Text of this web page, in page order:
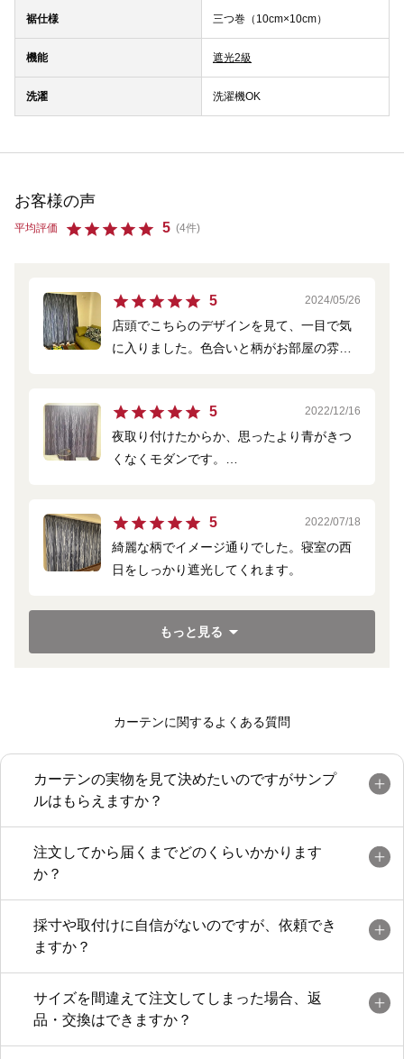
裾仕様 三つ巻（10cm×10cm）
機能 遮光2級
洗濯 洗濯機OK
お客様の声
平均評価 5 (4件)
5 2024/05/26
店頭でこちらのデザインを見て、一目で気
に入りました。色合いと柄がお部屋の雰囲
5 2022/12/16
夜取り付けたからか、思ったより青がきつ
くなくモダンです。
た！
でも生地はズッシリとして高級感がありま
す。
5 2022/07/18
綺麗な柄でイメージ通りでした。寝室の西
日をしっかり遮光してくれます。
もっと見る
カーテンに関するよくある質問
カーテンの実物を見て決めたいのですがサンプ
ルはもらえますか？
注文してから届くまでどのくらいかかります
か？
採寸や取付けに自信がないのですが、依頼でき
ますか？
サイズを間違えて注文してしまった場合、返
品・交換はできますか？